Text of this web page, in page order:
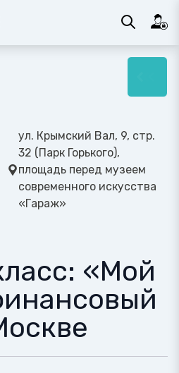
ул. Крымский Вал, 9, стр.
32 (Парк Горького),
площадь перед музеем
современного искусства
«Гараж»
«Мой